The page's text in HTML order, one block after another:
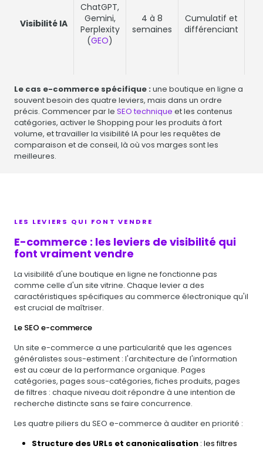
Visibilité IA
ChatGPT,
Gemini,
Perplexity
(GEO)
4 à 8
semaines
Cumulatif et
différenciant
Le cas e-commerce spécifique :une boutique en ligne a
souvent besoin des quatre leviers, mais dans un ordre
précis. Commencer par le SEO technique et les contenus
catégories, activer le Shopping pour les produits à fort
volume, et travailler la visibilité IA pour les requêtes de
comparaison et de conseil, là où vos marges sont les
meilleures.
LES LEVIERS QUI FONT VENDRE
E-commerce : les leviers de visibilité qui
font vraiment vendre
La visibilité d'une boutique en ligne ne fonctionne pas
comme celle d'un site vitrine. Chaque levier a des
caractéristiques spécifiques au commerce électronique qu'il
est crucial de maîtriser.
Le SEO e-commerce
Un site e-commerce a une particularité que les agences
généralistes sous-estiment : l'architecture de l'information
est au cœur de la performance organique. Pages
catégories, pages sous-catégories, fiches produits, pages
de filtres : chaque niveau doit répondre à une intention de
recherche distincte sans se faire concurrence.
Les quatre piliers du SEO e-commerce à auditer en priorité :
Structure des URLs et canonicalisation : les filtres